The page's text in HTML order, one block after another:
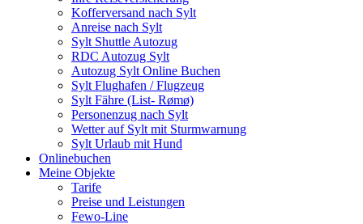
Kofferversand nach Sylt
Anreise nach Sylt
Sylt Shuttle Autozug
RDC Autozug Sylt
Autozug Sylt Online Buchen
Sylt Flughafen / Flugzeug
Sylt Fähre (List- Rømø)
Personenzug nach Sylt
Wetter auf Sylt mit Sturmwarnung
Sylt Urlaub mit Hund
Onlinebuchen
Meine Objekte
Tarife
Preise und Leistungen
Fewo-Line